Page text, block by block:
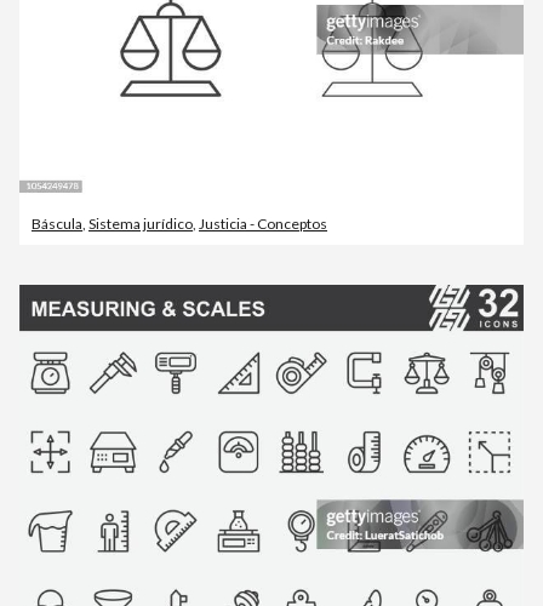
Báscula Sistema jurídico Justicia - Conceptos